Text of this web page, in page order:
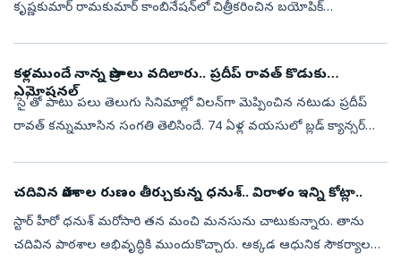
కృష్ణకుమార్‌ రామకుమార్‌ కాంబినేషన్‌లో చిత్రీకరించిన బయోపిక్
కళ్లముందే నాన్న ప్రాణాలు వదిలారు.. ప్రదీప్ రావత్ కొడుకు
ఎమోషనల్‌
‘సై’తో పాటు పలు తెలుగు సినిమాల్లో విలన్‌గా మెప్పించిన నటుడు ప్రదీప్‌
రావత్‌ కన్నుమూసిన సంగతి తెలిసిందే. 74 ఏళ్ల వయసులో బ్లడ్‌ క్యాన్సర్‌
చదివిన పాఠశాల రుణం తీర్చుకున్న ధనుశ్‌.. విరాళం ఇన్ని కోట్లా..
స్టార్‌ హీరో ధనుశ్‌ మరోసారి తన మంచి మనసును చాటుకున్నారు. తాను
చదివిన పాఠశాల అభివృద్ధికి ముందుకొచ్చారు. అక్కడ ఆధునిక సౌకర్యాలతో